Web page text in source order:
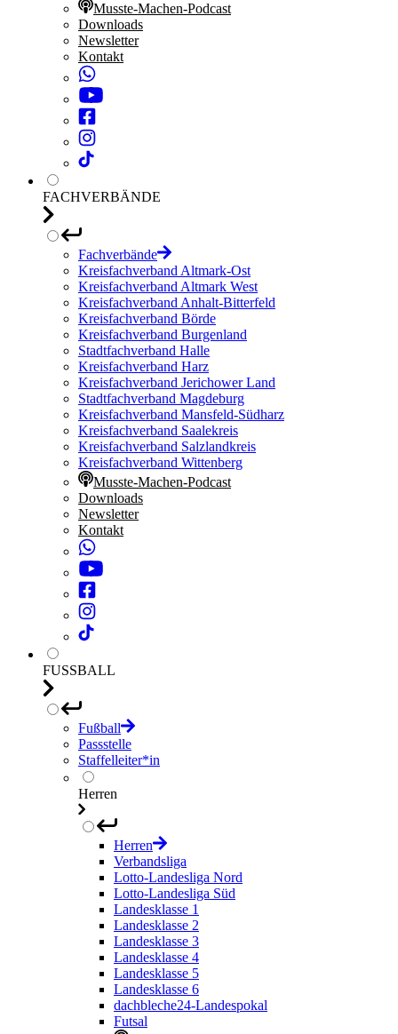
Musste-Machen-Podcast
Downloads
Newsletter
Kontakt
FACHVERBÄNDE
Fachverbände
Kreisfachverband Altmark-Ost
Kreisfachverband Altmark West
Kreisfachverband Anhalt-Bitterfeld
Kreisfachverband Börde
Kreisfachverband Burgenland
Stadtfachverband Halle
Kreisfachverband Harz
Kreisfachverband Jerichower Land
Stadtfachverband Magdeburg
Kreisfachverband Mansfeld-Südharz
Kreisfachverband Saalekreis
Kreisfachverband Salzlandkreis
Kreisfachverband Wittenberg
Musste-Machen-Podcast
Downloads
Newsletter
Kontakt
FUSSBALL
Fußball
Passstelle
Staffelleiter*in
Herren
Herren
Verbandsliga
Lotto-Landesliga Nord
Lotto-Landesliga Süd
Landesklasse 1
Landesklasse 2
Landesklasse 3
Landesklasse 4
Landesklasse 5
Landesklasse 6
dachbleche24-Landespokal
Futsal